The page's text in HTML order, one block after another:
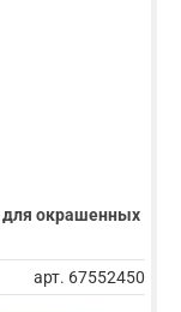
для окрашенных
арт. 67552450